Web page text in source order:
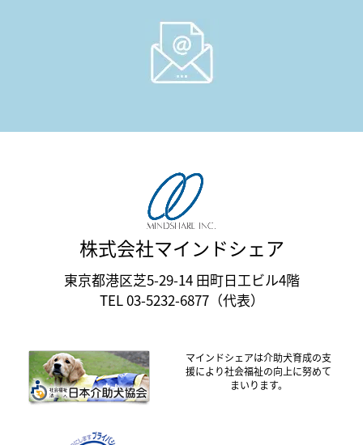
株式会社マインドシェア
東京都港区芝5-29-14 田町日工ビル4階
TEL 03-5232-6877（代表）
マインドシェアは介助犬育成の支
援により社会福祉の向上に努めて
まいります。